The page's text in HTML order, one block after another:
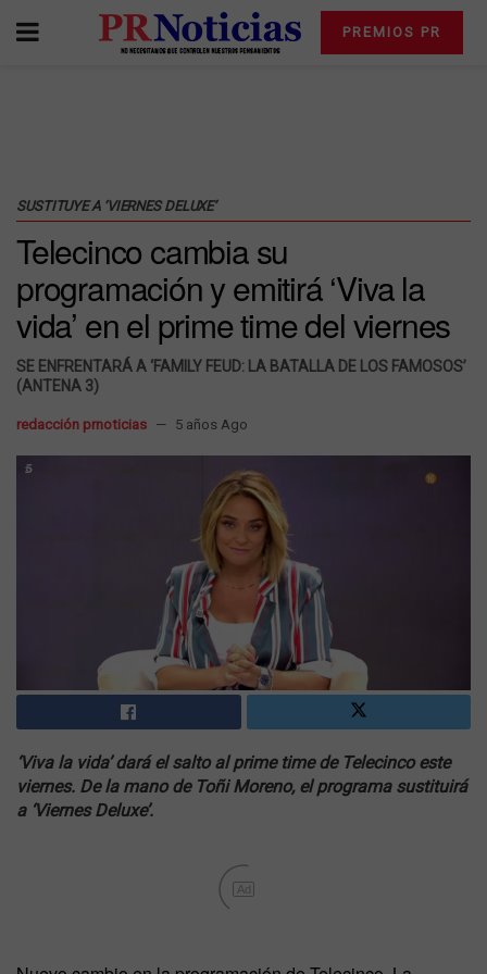
PREMIOS PR
SUSTITUYE A ‘VIERNES DELUXE’
Telecinco cambia su
programación y emitirá ‘Viva la
vida’ en el prime time del viernes
SE ENFRENTARÁ A ‘FAMILY FEUD: LA BATALLA DE LOS FAMOSOS’
(ANTENA 3)
redacción prnoticias 5 años Ago
‘Viva la vida’ dará el salto al prime time de Telecinco este
viernes. De la mano de Toñi Moreno, el programa sustituirá
a ‘Viernes Deluxe’.
Ad